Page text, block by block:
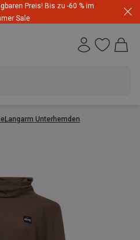
Preis! Bis zu -60 % im
Sale
Langarm Unterhemden